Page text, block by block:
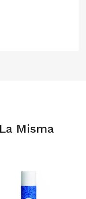
Misma